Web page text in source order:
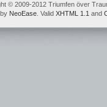
© 2009-2012 Triumfen över
NeoEase . Valid XHTML 1.1 and